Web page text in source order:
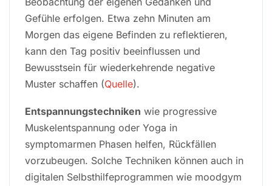
Gefühle erfolgen. Etwa zehn Minuten am
Morgen das eigene Befinden zu reflektieren,
kann den Tag positiv beeinflussen und
Bewusstsein für wiederkehrende negative
Muster schaffen (Quelle).
Entspannungstechniken wie progressive
Muskelentspannung oder Yoga in
symptomarmen Phasen helfen, Rückfällen
vorzubeugen. Solche Techniken können auch in
digitalen Selbsthilfeprogrammen wie moodgym